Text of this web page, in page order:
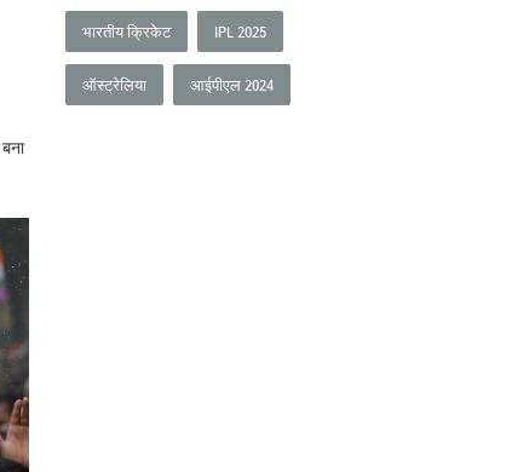
भारतीय क्रिकेट IPL 2025
ऑस्ट्रेलिया आईपीएल 2024